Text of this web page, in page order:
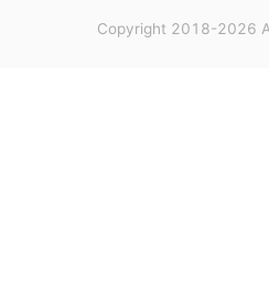
Copyright 2018-2026